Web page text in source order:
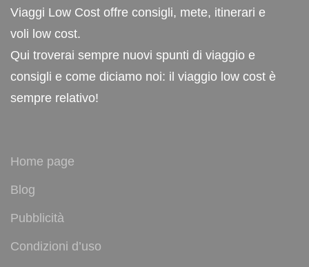
Viaggi Low Cost offre consigli, mete, itinerari e
voli low cost.
Qui troverai sempre nuovi spunti di viaggio e
consigli e come diciamo noi: il viaggio low cost è
sempre relativo!
Home page
Blog
Pubblicità
Condizioni d’uso